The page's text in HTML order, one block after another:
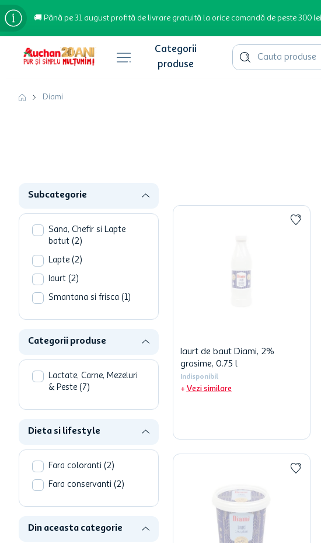
🚚 Până pe 31 august profită de livrare gratuită la orice comandă de peste 300
Cauta produse
Diami
Subcategorie
Sana, Chefir si Lapte
batut (2)
Lapte (2)
Iaurt (2)
Smantana si frisca (1)
Categorii produse
Lactate, Carne, Mezeluri
& Peste ( 7 )
Dieta si lifestyle
Fara coloranti (2)
Fara conservanti (2)
Din aceasta categorie
Iaurt de baut Diami, 2%
grasime, 0.75 l
Indisponibil
Vezi similare